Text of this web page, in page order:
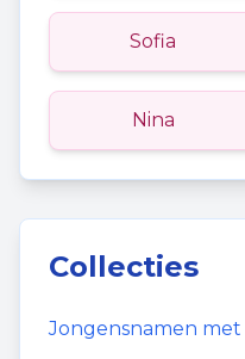
Sofia
Nina
Collecties
Jongensnamen met